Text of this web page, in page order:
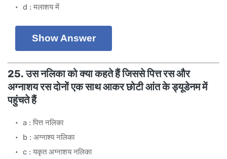
d : मलाशय में
Show Answer
25. उस नलिका को क्या कहते हैं जिससे पित्त रस और
अग्नाशय रस दोनों एक साथ आकर छोटी आंत के ड्यूडेनम में
पहुंचते हैं
a : पित्त नलिका
b : अग्नाश्य नलिका
c : यकृत अग्नाशय नलिका